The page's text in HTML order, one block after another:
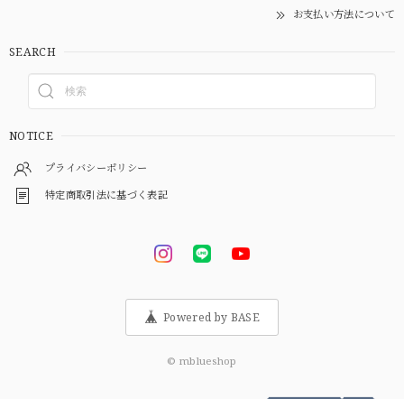
お支払い方法について
SEARCH
NOTICE
プライバシーポリシー
特定商取引法に基づく表記
Powered by BASE
© mblueshop